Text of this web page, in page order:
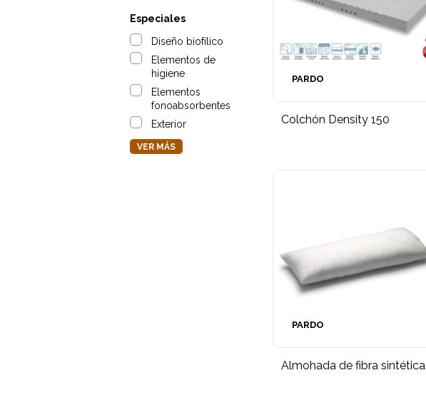
Especiales
Diseño biofílico
Elementos de
higiene
Elementos
fonoabsorbentes
Exterior
VER MÁS
Colchón Density 150
PARDO
Almohada de fibra sintética
PARDO